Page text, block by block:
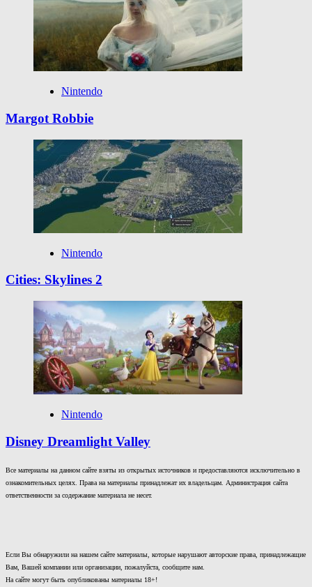
Nintendo
Margot Robbie
Nintendo
Cities: Skylines 2
Nintendo
Disney Dreamlight Valley
Все материалы на данном сайте взяты из открытых источников и предоставляются исключительно в
ознакомительных целях. Права на материалы принадлежат их владельцам. Администрация сайта
ответственности за содержание материала не несет.
Если Вы обнаружили на нашем сайте материалы, которые нарушают авторские права, принадлежащие
Вам, Вашей компании или организации, пожалуйста, сообщите нам.
На сайте могут быть опубликованы материалы 18+!